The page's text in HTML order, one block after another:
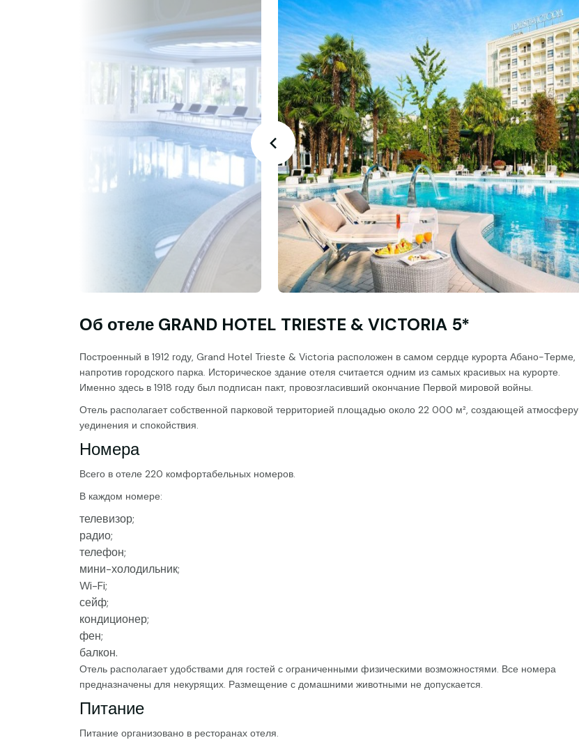
Об отеле GRAND HOTEL TRIESTE & VICTORIA 5*
Построенный в 1912 году, Grand Hotel Trieste & Victoria расположен в самом сердце курорта Абано-Терме,
напротив городского парка. Историческое здание отеля считается одним из самых красивых на курорте.
Именно здесь в 1918 году был подписан пакт, провозгласивший окончание Первой мировой войны.
Отель располагает собственной парковой территорией площадью около 22 000 м², создающей атмосферу
уединения и спокойствия.
Номера
Всего в отеле 220 комфортабельных номеров.
В каждом номере:
телевизор;
радио;
телефон;
мини-холодильник;
Wi-Fi;
сейф;
кондиционер;
фен;
балкон.
Отель располагает удобствами для гостей с ограниченными физическими возможностями. Все номера
предназначены для некурящих. Размещение с домашними животными не допускается.
Питание
Питание организовано в ресторанах отеля.